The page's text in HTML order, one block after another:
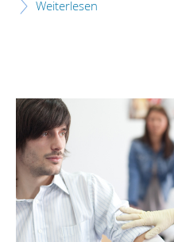
Weiterlesen